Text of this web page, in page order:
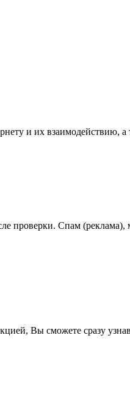
и их
проверки. Спам
Вы сможете сразу